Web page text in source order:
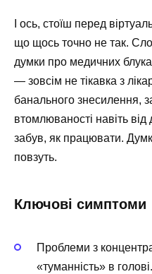
І ось, стоїш перед
що щось точно не так.
думки про медичних
— зовсім не тікавка з
банального знесилення,
втомлюваності навіть
забув, як працювати.
повзуть.
Ключові симптоми
Проблеми з
«туманність» в голові.